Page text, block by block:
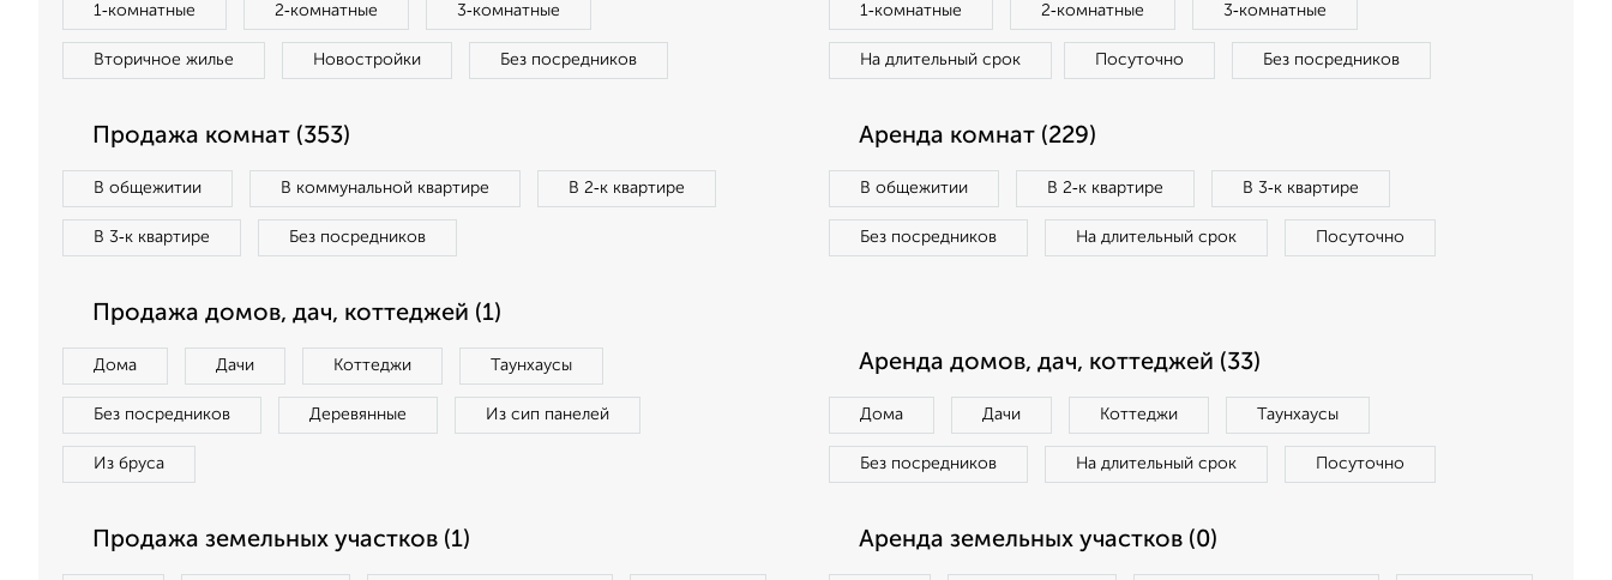
1‑комнатные 2‑комнатные 3‑комнатные
Вторичное жилье Новостройки Без посредников
1‑комнатные 2‑комнатные 3‑комнатные
На длительный срок Посуточно Без посредников
Продажа комнат (353)
В общежитии В коммунальной квартире В 2‑к квартире
В 3‑к квартире Без посредников
Аренда комнат (229)
В общежитии В 2‑к квартире В 3‑к квартире
Без посредников На длительный срок Посуточно
Продажа домов, дач, коттеджей (1)
Дома Дачи Коттеджи Таунхаусы
Без посредников Деревянные Из сип панелей
Из бруса
Аренда домов, дач, коттеджей (33)
Дома Дачи Коттеджи Таунхаусы
Без посредников На длительный срок Посуточно
Продажа земельных участков (1) Аренда земельных участков (0)